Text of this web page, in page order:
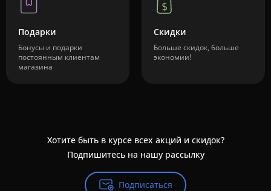
Подарки
Бонусы и подарки
постоянным клиентам
магазина
Скидки
Больше скидок, больше
экономии!
Хотите быть в курсе всех акций и скидок?
Подпишитесь на нашу рассылку
Подписаться